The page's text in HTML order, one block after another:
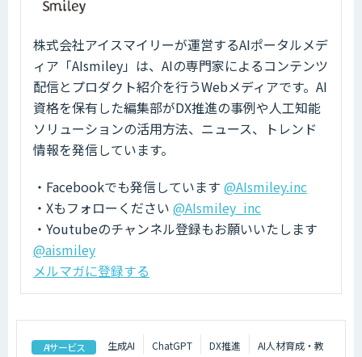
株式会社アイスマイリーが運営するAIポータルメデ
ィア「AIsmiley」は、AIの専門家によるコンテンツ
配信とプロダクト紹介を行うWebメディアです。AI
資格を保有した編集部がDX推進の事例や人工知能
ソリューションの活用方法、ニュース、トレンド
情報を発信しています。
・Facebookでも発信しています @AIsmiley.inc
・Xもフォローください @AIsmiley_inc
・Youtubeのチャンネル登録もお願いいたします
@aismiley
メルマガに登録する
AIサービス 生成AI ChatGPT DX推進
AI人材育成・教